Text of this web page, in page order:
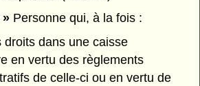
» Personne qui, à la fois :
droits dans une caisse
en vertu des règlements
de celle-ci ou en vertu de